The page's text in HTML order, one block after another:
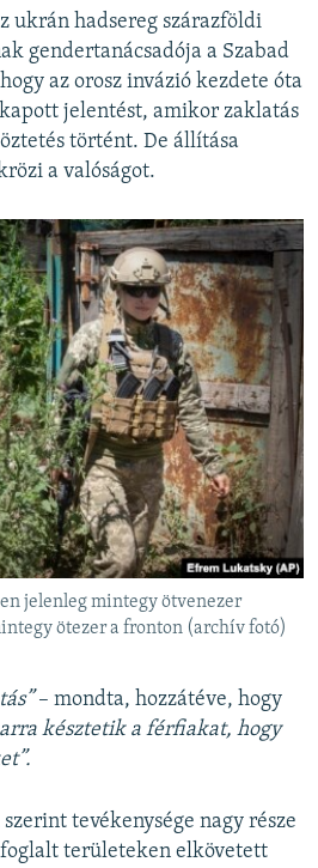
ukrán hadsereg szárazföldi
gendertanácsadója a Szabad
az orosz invázió kezdete óta
jelentést, amikor zaklatás
történt. De állítása
a valóságot.
jelenleg mintegy ötvenezer
ötezer a fronton (archív fotó)
– mondta, hozzátéve, hogy
késztetik a férfiakat, hogy
tevékenysége nagy része
területeken elkövetett